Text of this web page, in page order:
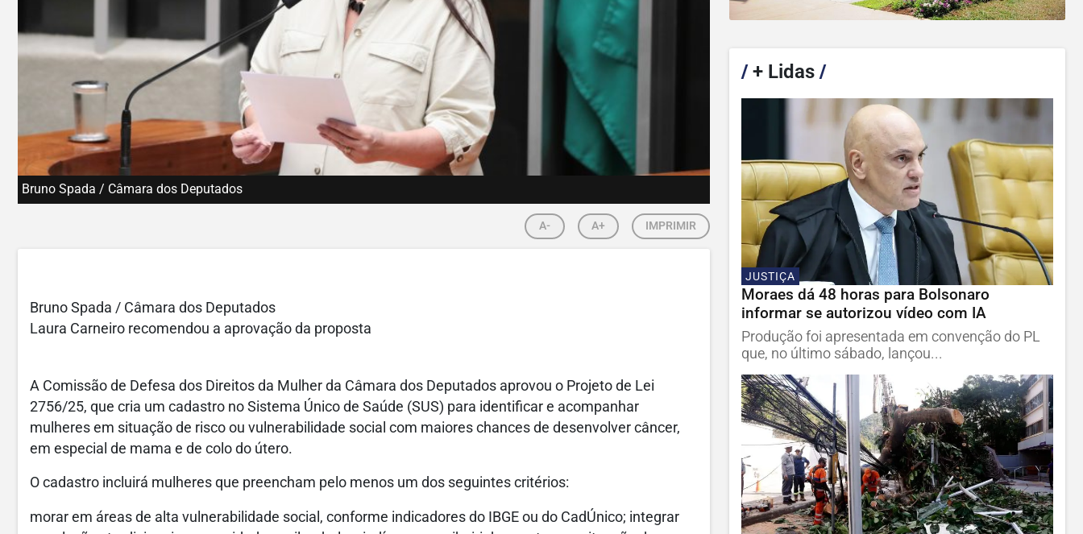
Bruno Spada / Câmara dos Deputados
A- A+ IMPRIMIR
Bruno Spada / Câmara dos Deputados
Laura Carneiro recomendou a aprovação da proposta
A Comissão de Defesa dos Direitos da Mulher da Câmara dos Deputados aprovou o Projeto de Lei
2756/25, que cria um cadastro no Sistema Único de Saúde (SUS) para identificar e acompanhar
mulheres em situação de risco ou vulnerabilidade social com maiores chances de desenvolver câncer,
em especial de mama e de colo do útero.
O cadastro incluirá mulheres que preencham pelo menos um dos seguintes critérios:
morar em áreas de alta vulnerabilidade social, conforme indicadores do IBGE ou do CadÚnico; integrar
/+ Lidas /
JUSTIÇA
Moraes dá 48 horas para Bolsonaro
informar se autorizou vídeo com IA
Produção foi apresentada em convenção do PL
que, no último sábado, lançou...